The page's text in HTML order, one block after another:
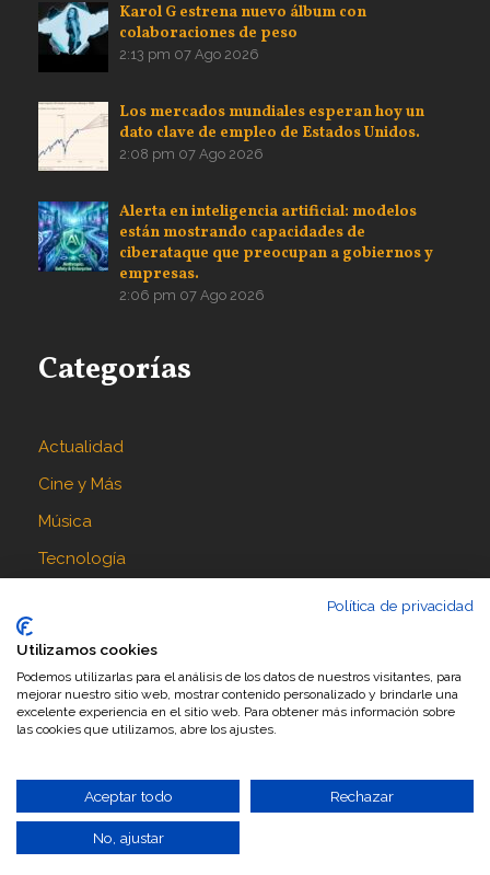
Karol G estrena nuevo álbum con
colaboraciones de peso
2:13 pm 07 Ago 2026
Los mercados mundiales esperan hoy un
dato clave de empleo de Estados Unidos.
2:08 pm 07 Ago 2026
Alerta en inteligencia artificial: modelos
están mostrando capacidades de
ciberataque que preocupan a gobiernos y
empresas.
2:06 pm 07 Ago 2026
Categorías
Actualidad
Cine y Más
Música
Tecnología
Síguenos en
Diseñado por
Política de privacidad
Utilizamos cookies
Podemos utilizarlas para el análisis de los datos de nuestros visitantes, para
mejorar nuestro sitio web, mostrar contenido personalizado y brindarle una
excelente experiencia en el sitio web. Para obtener más información sobre
las cookies que utilizamos, abre los ajustes.
Aceptar todo Rechazar
No, ajustar